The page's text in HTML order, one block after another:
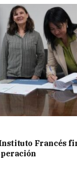
Francés